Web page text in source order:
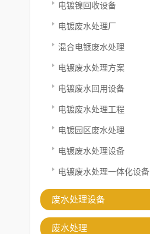
电镀镍回收设备
电镀废水处理厂
混合电镀废水处理
电镀废水处理方案
电镀废水回用设备
电镀废水处理工程
电镀园区废水处理
电镀废水处理设备
电镀废水处理一体化设备
废水处理设备
废水处理